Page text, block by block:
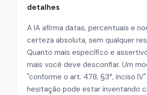
detalhes
A IA afirma datas, percentuais e
certeza absoluta, sem qualquer
Quanto mais específico e
mais você deve desconfiar. Um
"conforme o art. 478, §3°, inciso
hesitação pode estar inventando